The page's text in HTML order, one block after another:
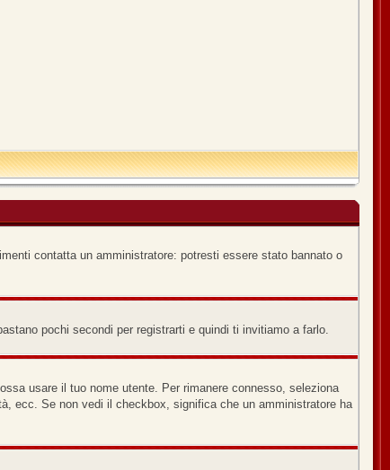
contatta un amministratore: potresti essere stato bannato o
pochi secondi per registrarti e quindi ti invitiamo a farlo.
usare il tuo nome utente. Per rimanere connesso, seleziona
ecc. Se non vedi il checkbox, significa che un amministratore ha